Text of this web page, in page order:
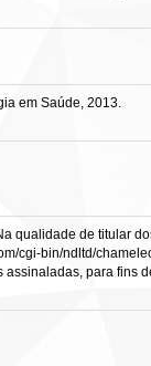
em Saúde, 2013.
qualidade de titular
cgi-bin/ndltd/
para fins